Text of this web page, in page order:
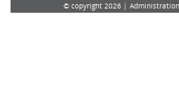
© copyright 2026 |